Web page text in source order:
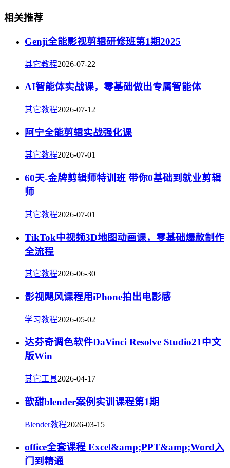
相关推荐
Genji全能影视剪辑研修班第1期2025
其它教程2026-07-22
AI智能体实战课，零基础做出专属智能体
其它教程2026-07-12
阿宁全能剪辑实战强化课
其它教程2026-07-01
60天-金牌剪辑师特训班 带你0基础到就业剪辑
师
其它教程2026-07-01
TikTok中视频3D地图动画课，零基础爆款制作
全流程
其它教程2026-06-30
影视飓风课程用iPhone拍出电影感
学习教程2026-05-02
达芬奇调色软件DaVinci Resolve Studio21中文
版Win
其它工具2026-04-17
歆甜blender案例实训课程第1期
Blender教程2026-03-15
office全套课程 Excel&amp;PPT&amp;Word入
门到精通